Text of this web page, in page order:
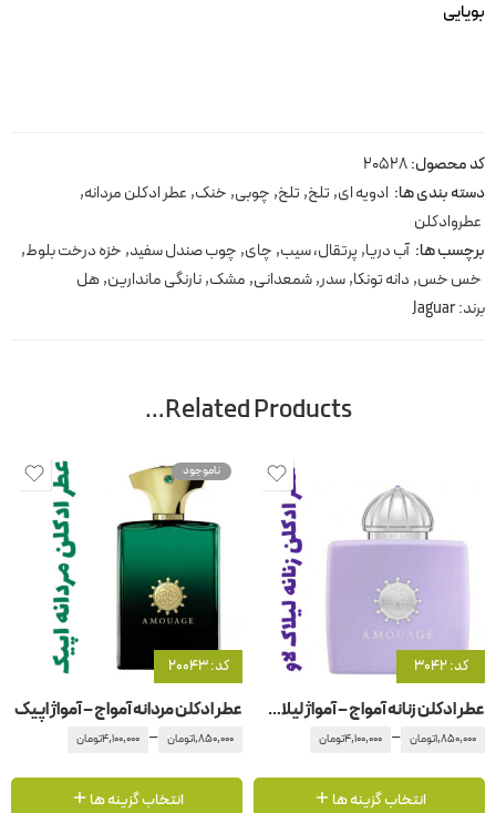
بویایی
کد محصول:20528
دسته بندی ها: ادویه ای, تلخ, تلخ, چوبی, خنک, عطر ادکلن مردانه,
عطروادکلن
برچسب ها: آب دریا, پرتقال، سیب, چای, چوب صندل سفید, خزه درخت بلوط,
خس خس, دانه تونکا,سدر,شمعدانی, مشک,نارنگی ماندارین, هل
برند:Jaguar
Related Products…
کد: 3042
عطر ادکلن زنانه آمواج – آمواژ لیلاک لاو
1,850,000تومان –
4,100,000تومان
انتخاب گزینه ها
ناموجود
کد: 20043
عطر ادکلن مردانه آمواج – آمواژ اپیک
1,850,000تومان –
4,100,000تومان
انتخاب گزینه ها